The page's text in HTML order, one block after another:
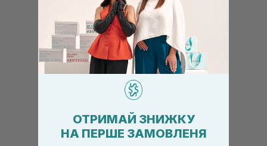
ОТРИМАЙ ЗНИЖКУ
НА ПЕРШЕ ЗАМОВЛЕНЯ